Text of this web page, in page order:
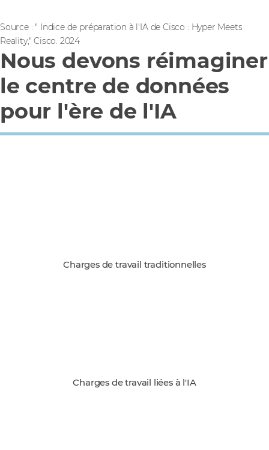
Source : " Indice de préparation à l'IA de Cisco : Hyper Meets
Reality," Cisco. 2024
Nous devons réimaginer
le centre de données
pour l'ère de l'IA
Charges de travail traditionnelles
Charges de travail liées à l'IA